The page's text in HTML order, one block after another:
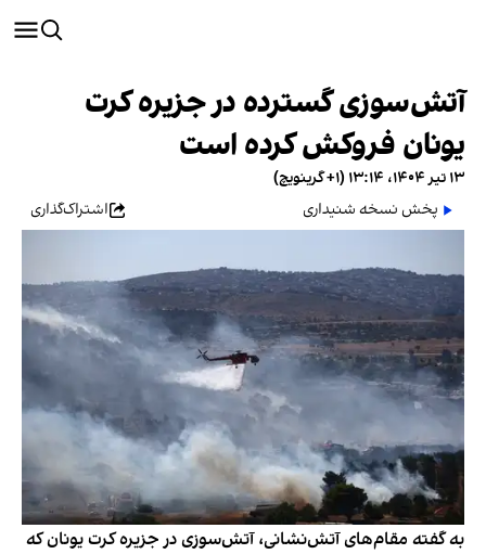
آتش‌سوزی گسترده در جزیره کرت
یونان فروکش کرده‌ است
۱۳ تیر ۱۴۰۴، ۱۳:۱۴ (‎+۱ گرینویچ)
پخش نسخه شنیداری
اشتراک‌گذاری
به گفته مقام‌های آتش‌نشانی، آتش‌سوزی در جزیره کرت یونان که